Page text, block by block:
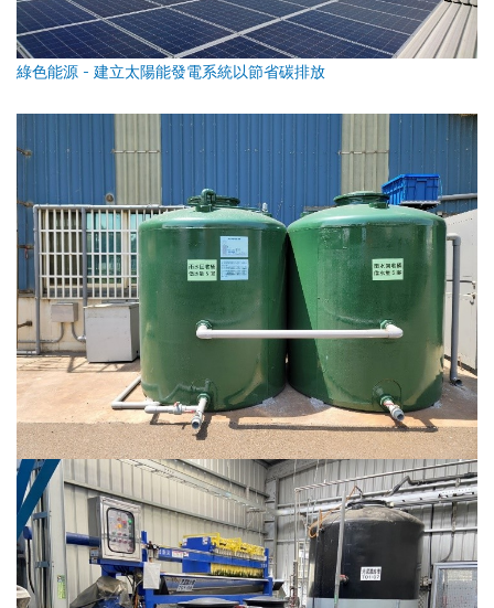
綠色能源 - 建立太陽能發電系統以節省碳排放